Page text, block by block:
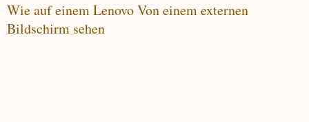
Wie auf einem Lenovo Von einem externen
Bildschirm sehen